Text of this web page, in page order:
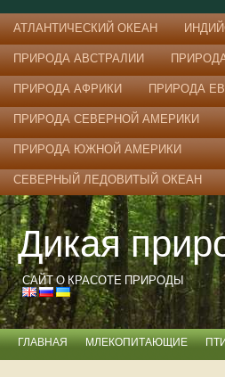
АТЛАНТИЧЕСКИЙ ОКЕАН
ПРИРОДА АВСТРАЛИИ
ПРИРОДА АФРИКИ ПРИРОДА
ПРИРОДА СЕВЕРНОЙ АМЕРИКИ
ПРИРОДА ЮЖНОЙ АМЕРИКИ
СЕВЕРНЫЙ ЛЕДОВИТЫЙ ОКЕАН
Дикая
САЙТ О КРАСОТЕ ПРИРОДЫ
ГЛАВНАЯ МЛЕКОПИТАЮЩИЕ